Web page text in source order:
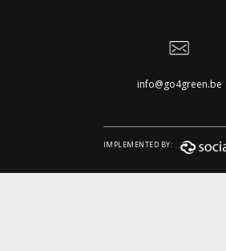
info@go4green.be
IMPLEMENTED BY: